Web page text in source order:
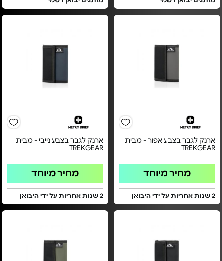
ארנק לגבר בצבע אפור - מבית
TREKGEAR
מחיר מיוחד
2 שנות אחריות על ידי היבואן
ארנק לגבר בצבע נייבי - מבית
TREKGEAR
מחיר מיוחד
2 שנות אחריות על ידי היבואן